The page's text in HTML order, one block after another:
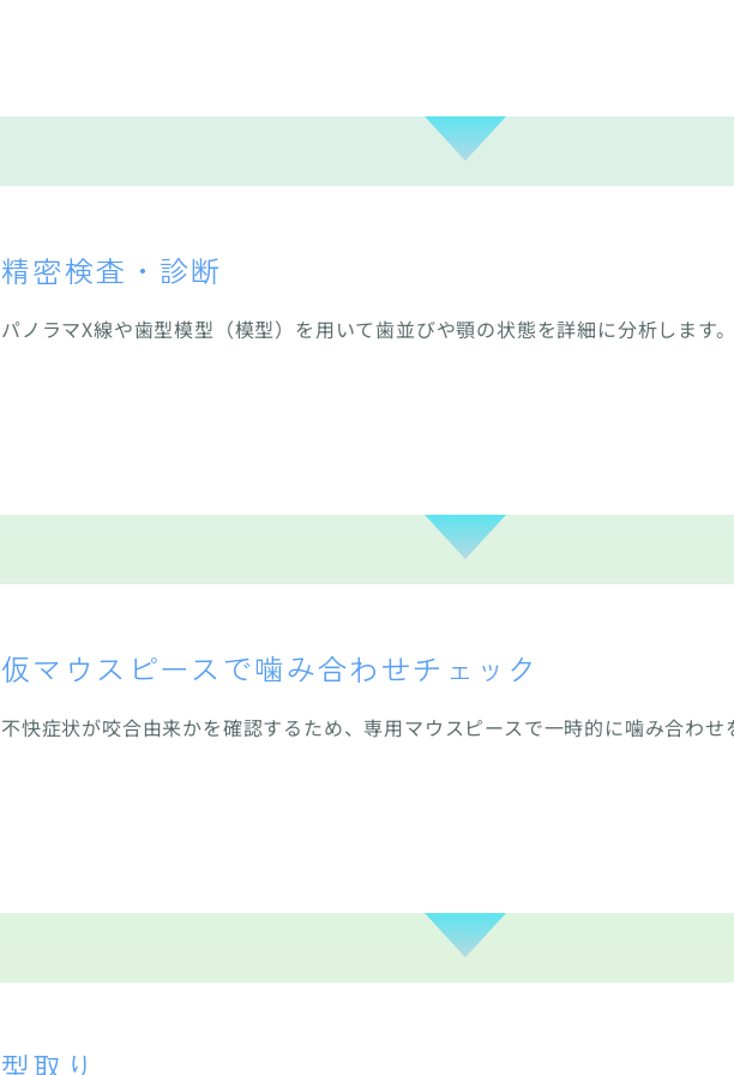
精密検査・診断
パノラマX線や歯型模型（模型）を用いて歯並びや顎の状態を詳細に分析します
仮マウスピースで噛み合わせチェック
不快症状が咬合由来かを確認するため、専用マウスピースで一時的に噛み合わせ
型取り